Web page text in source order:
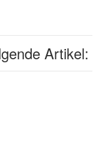
Artikel: